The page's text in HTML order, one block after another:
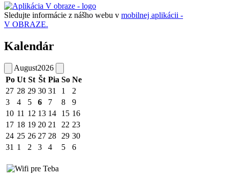
Sledujte informácie z nášho webu v mobilnej aplikácii -
V OBRAZE.
Kalendár
August2026
Po Ut St Št Pia So Ne
27 28 29 30 31 1
2
3
4 5 6 7 8
9
10 11 12 13 14 15 16
17 18 19 20 21 22 23
24 25 26 27 28 29 30
31 1 2 3 4 5 6